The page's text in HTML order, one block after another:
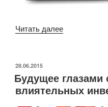
Читать далее«“Homo
история
будущего
ОПУБЛИКОВАНО
28.06.2015
Будущее глазами
влиятельных